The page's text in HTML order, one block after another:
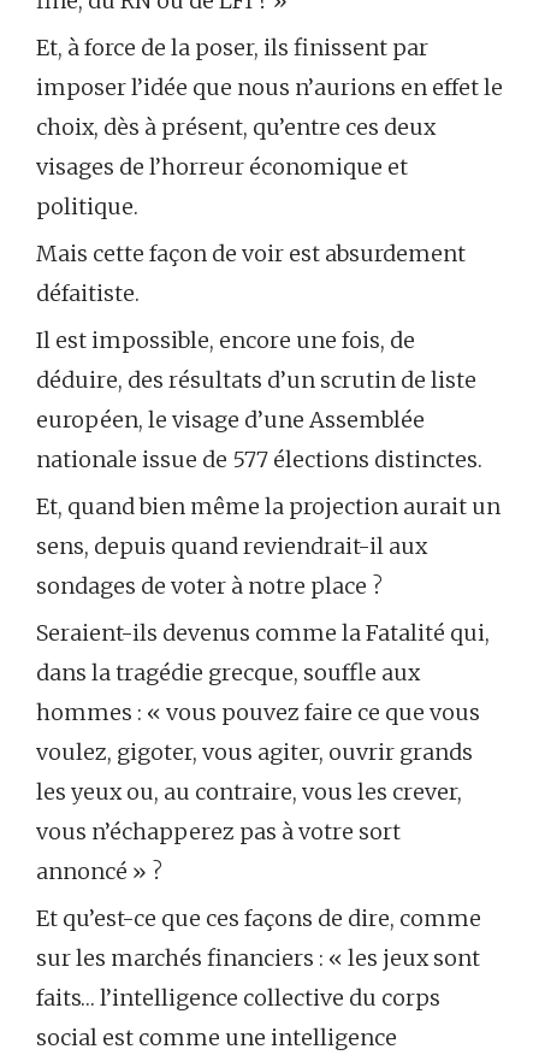
Et, à force de la poser, ils finissent par
imposer l’idée que nous n’aurions en effet le
choix, dès à présent, qu’entre ces deux
visages de l’horreur économique et
politique.
Mais cette façon de voir est absurdement
défaitiste.
Il est impossible, encore une fois, de
déduire, des résultats d’un scrutin de liste
européen, le visage d’une Assemblée
nationale issue de 577 élections distinctes.
Et, quand bien même la projection aurait un
sens, depuis quand reviendrait-il aux
sondages de voter à notre place ?
Seraient-ils devenus comme la Fatalité qui,
dans la tragédie grecque, souffle aux
hommes : « vous pouvez faire ce que vous
voulez, gigoter, vous agiter, ouvrir grands
les yeux ou, au contraire, vous les crever,
vous n’échapperez pas à votre sort
annoncé » ?
Et qu’est-ce que ces façons de dire, comme
sur les marchés financiers : « les jeux sont
faits… l’intelligence collective du corps
social est comme une intelligence